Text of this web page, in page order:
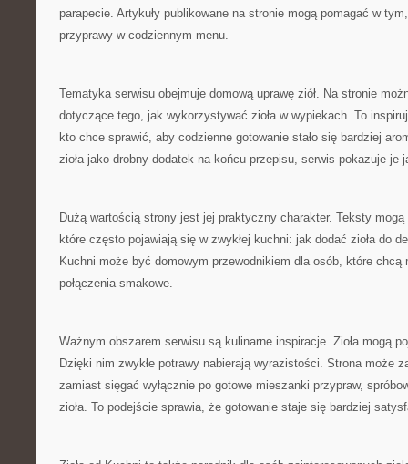
parapecie. Artykuły publikowane na stronie mogą pomagać w
przyprawy w codziennym menu.
Tematyka serwisu obejmuje domową uprawę ziół. Na stronie
dotyczące tego, jak wykorzystywać zioła w wypiekach. To
kto chce sprawić, aby codzienne gotowanie stało się bardziej
zioła jako drobny dodatek na końcu przepisu, serwis pokazuje je
Dużą wartością strony jest jej praktyczny charakter. Teksty
które często pojawiają się w zwykłej kuchni: jak dodać zioła do
Kuchni może być domowym przewodnikiem dla osób, które chcą
połączenia smakowe.
Ważnym obszarem serwisu są kulinarne inspiracje. Zioła mogą
Dzięki nim zwykłe potrawy nabierają wyrazistości. Strona może
zamiast sięgać wyłącznie po gotowe mieszanki przypraw,
zioła. To podejście sprawia, że gotowanie staje się bardziej